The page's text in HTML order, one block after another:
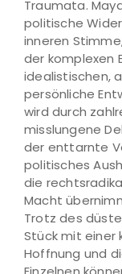
Traumata.
politische
inneren
der komplexen
idealistischen,
persönliche
wird durch
misslungene
der enttarnte
politisches
die
Macht
Trotz des
Stück mit einer
Hoffnung und